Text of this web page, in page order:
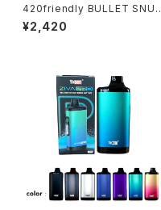
420friendly BULLET SNUF
F アルミ製弾丸型 スナッフボト
ル
¥2,420